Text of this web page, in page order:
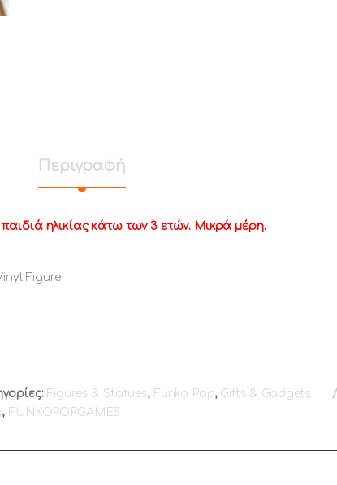
Περιγραφή
ηλικίας κάτω των 3 ετών. Μικρά μέρη.
Figure
Figures & Statues, Funko Pop, Gifts & Gadgets
, FUNKOPOPGAMES